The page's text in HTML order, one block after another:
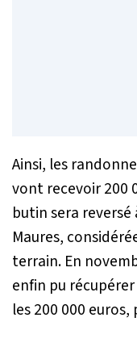
Ainsi, les
vont recevoir 200
butin sera
Maures,
terrain. En
enfin pu
les 200 000